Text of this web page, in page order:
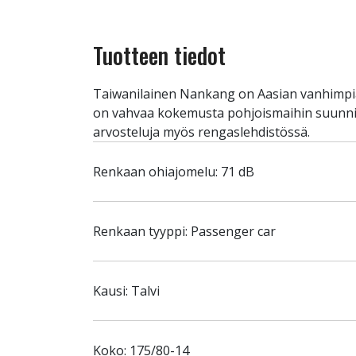
Tuotteen tiedot
Taiwanilainen Nankang on Aasian
on vahvaa kokemusta pohjoismaihin
arvosteluja myös rengaslehdistössä.
Renkaan ohiajomelu: 71 dB
Renkaan tyyppi: Passenger car
Kausi: Talvi
Koko: 175/80-14